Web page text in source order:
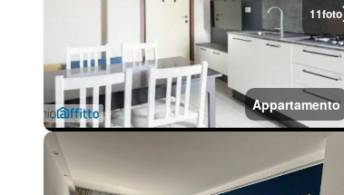
11foto
Appartamento